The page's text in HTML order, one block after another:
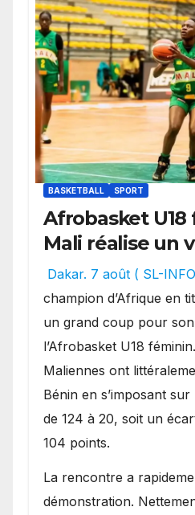
BASKETBALL SPORT
Afrobasket
Mali réalise un
festival offensif
une lourde
Bénin.
Dakar. 7 août ( SL-
champion d’Afrique en
un grand coup pour
l’Afrobasket U18
Maliennes ont
Bénin en s’imposant
de 124 à 20, soit un
104 points.
La rencontre a
démonstration.